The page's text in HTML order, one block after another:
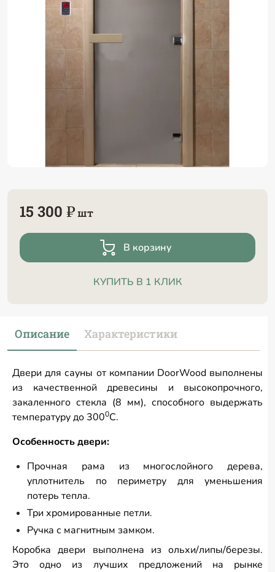
15 300 ₽шт
В корзину
КУПИТЬ В 1 КЛИК
Описание Характеристики
Двери для сауны от компании DoorWood выполнены
из качественной древесины и высокопрочного,
закаленного стекла (8 мм), способного выдержать
температуру до 3000С.
Особенность двери:
Прочная рама из многослойного дерева,
уплотнитель по периметру для уменьшения
потерь тепла.
Три хромированные петли.
Ручка с магнитным замком.
​Коробка двери выполнена из ольхи/липы/березы.
Это одно из лучших предложений на рынке